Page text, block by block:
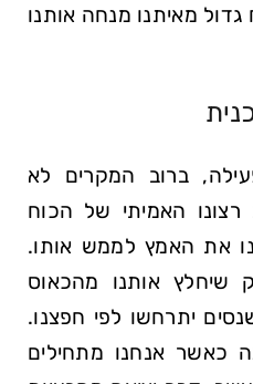
מאיתנו מנחה אותנו
ברוב המקרים לא
האמיתי של הכוח
את האמץ לממש אותו.
שיחלץ אותנו מהכאוס
יתרחשו לפי חפצנו.
כאשר אנחנו מתחילים